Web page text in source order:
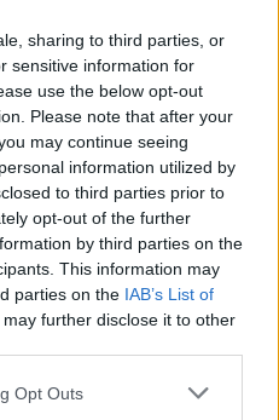
sharing to third parties, or
sensitive information for
use the below opt-out
Please note that after your
may continue seeing
information utilized by
to third parties prior to
opt-out of the further
by third parties on the
This information may
parties on the IAB’s List of
may further disclose it to other
uses one or more Google
Opt Outs
un campeón con